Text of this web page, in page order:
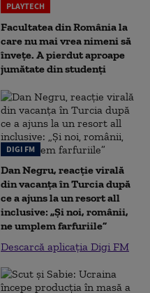
PLAYTECH
Facultatea din România la
care nu mai vrea nimeni să
înveţe. A pierdut aproape
jumătate din studenţi
DIGI FM
Dan Negru, reacție virală
din vacanța în Turcia după
ce a ajuns la un resort all
inclusive: „Și noi, românii,
ne umplem farfuriile”
Descarcă aplicația Digi FM